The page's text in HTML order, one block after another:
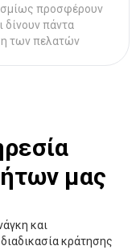
προσφέρουν
δίνουν πάντα
των πελατών
μας
και
κράτησης